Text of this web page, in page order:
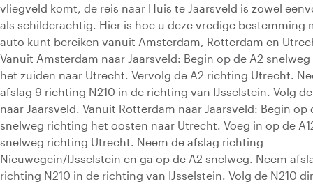
vliegveld komt, de reis naar Huis te Jaarsveld is zowel
als schilderachtig. Hier is hoe u deze vredige bestemming
auto kunt bereiken vanuit Amsterdam, Rotterdam en
Vanuit Amsterdam naar Jaarsveld: Begin op de A2
het zuiden naar Utrecht. Vervolg de A2 richting Utrecht.
afslag 9 richting N210 in de richting van IJsselstein. Volg
naar Jaarsveld. Vanuit Rotterdam naar Jaarsveld: Begin op
snelweg richting het oosten naar Utrecht. Voeg in op de
snelweg richting Utrecht. Neem de afslag richting
Nieuwegein/IJsselstein en ga op de A2 snelweg. Neem
richting N210 in de richting van IJsselstein. Volg de N210